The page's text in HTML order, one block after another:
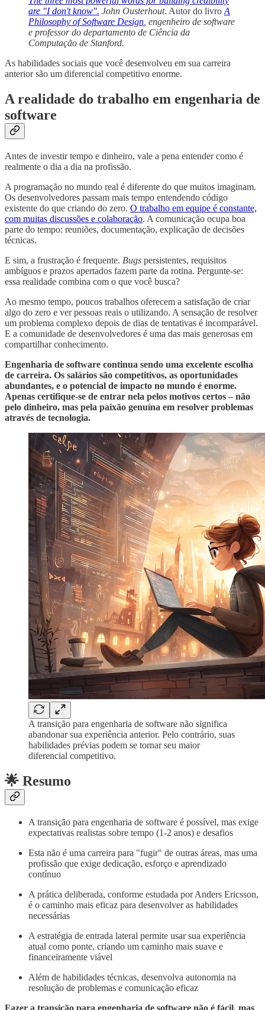
are "I don't know". John Ousterhout. Autor do livro A
Philosophy of Software Design , engenheiro de software
e professor do departamento de Ciência da
Computação de Stanford.
As habilidades sociais que você desenvolveu em sua carreira
anterior são um diferencial competitivo enorme.
A realidade do trabalho em engenharia de
software
Antes de investir tempo e dinheiro, vale a pena entender como é
realmente o dia a dia na profissão.
A programação no mundo real é diferente do que muitos imaginam.
Os desenvolvedores passam mais tempo entendendo código
existente do que criando do zero. O trabalho em equipe é constante,
com muitas discussões e colaboração. A comunicação ocupa boa
parte do tempo: reuniões, documentação, explicação de decisões
técnicas.
E sim, a frustração é frequente. Bugs persistentes, requisitos
ambíguos e prazos apertados fazem parte da rotina. Pergunte-se:
essa realidade combina com o que você busca?
Ao mesmo tempo, poucos trabalhos oferecem a satisfação de criar
algo do zero e ver pessoas reais o utilizando. A sensação de resolver
um problema complexo depois de dias de tentativas é incomparável.
E a comunidade de desenvolvedores é uma das mais generosas em
compartilhar conhecimento.
Engenharia de software continua sendo uma excelente escolha
de carreira. Os salários são competitivos, as oportunidades
abundantes, e o potencial de impacto no mundo é enorme.
Apenas certifique-se de entrar nela pelos motivos certos – não
pelo dinheiro, mas pela paixão genuína em resolver problemas
através de tecnologia.
A transição para engenharia de software não significa
abandonar sua experiência anterior. Pelo contrário, suas
habilidades prévias podem se tornar seu maior
diferencial competitivo.
🌟 Resumo
A transição para engenharia de software é possível, mas exige
expectativas realistas sobre tempo (1-2 anos) e desafios
Esta não é uma carreira para "fugir" de outras áreas, mas uma
profissão que exige dedicação, esforço e aprendizado
contínuo
A prática deliberada, conforme estudada por Anders Ericsson,
é o caminho mais eficaz para desenvolver as habilidades
necessárias
A estratégia de entrada lateral permite usar sua experiência
atual como ponte, criando um caminho mais suave e
financeiramente viável
Além de habilidades técnicas, desenvolva autonomia na
resolução de problemas e comunicação eficaz
Fazer a transição para engenharia de software não é fácil, mas